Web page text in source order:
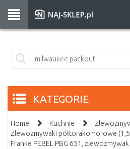
KATEGORIE
Home Kuchnie
Zlewozmywaki półtorakomorowe
Franke PEBEL PBG 651,